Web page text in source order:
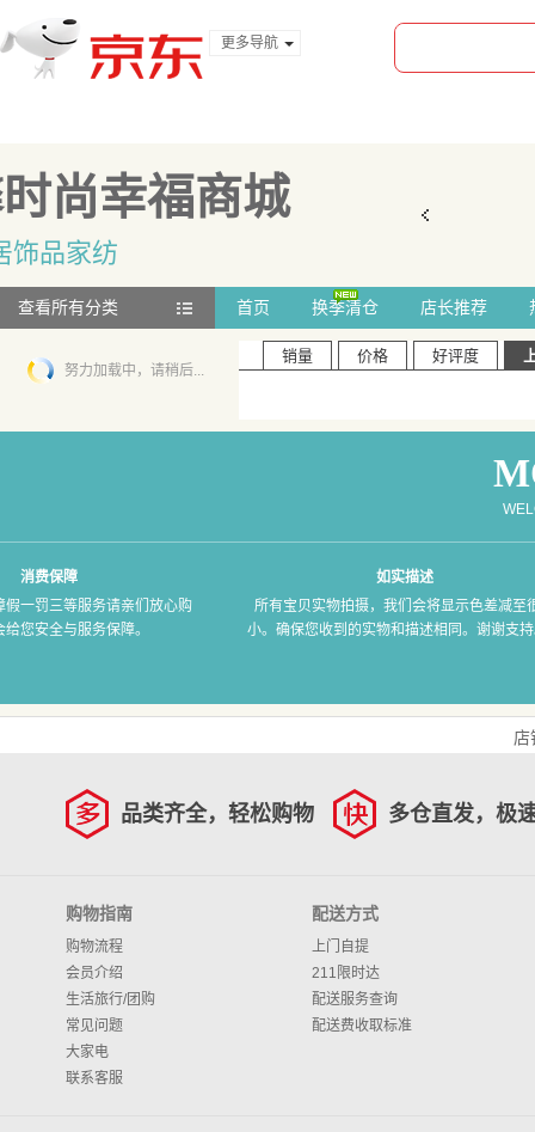
更多导航
尚幸福商城
饰品家纺
查看所有分类 首页 换季清仓 店长推荐
努力加载中，请稍后...
销量 价格 好评度
消费保障
假一罚三等服务请亲们放心购
您安全与服务保障。
如实描述
所有宝贝实物拍摄，我们会将显示色差减至
小。确保您收到的实物和描述相同。谢谢支
店
品类齐全，轻松购物 多仓直发，极
购物指南
购物流程
会员介绍
生活旅行/团购
常见问题
大家电
联系客服
配送方式
上门自提
211限时达
配送服务查询
配送费收取标准